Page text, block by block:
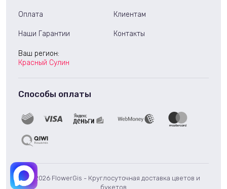
© 2026 FlowerGis - Круглосуточная доставка цветов и
букетов
Оплата Клиентам
Наши Гарантии Контакты
Ваш регион:
Красный Сулин
Способы оплаты